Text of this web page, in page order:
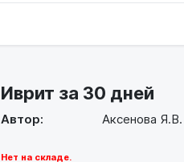
Иврит за 30 дней
Автор: Аксенова Я.В.
Нет на складе.